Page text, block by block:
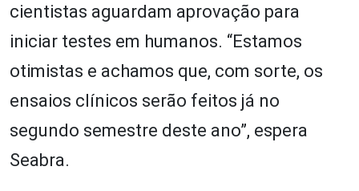
cientistas aguardam aprovação para
iniciar testes em humanos. “Estamos
otimistas e achamos que, com sorte, os
ensaios clínicos serão feitos já no
segundo semestre deste ano”, espera
Seabra.